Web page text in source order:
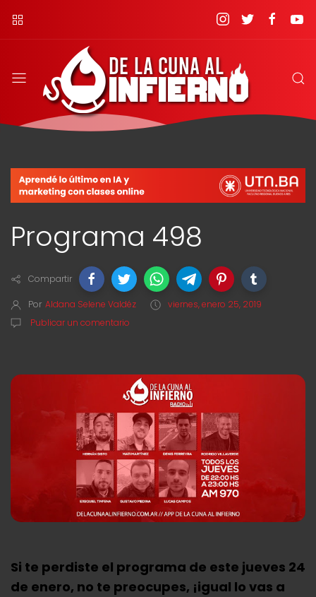
Programa 498
Compartir
Por Aldana Selene Valdéz
viernes, enero 25, 2019
Publicar un comentario
Si te perdiste el programa de este jueves 24
de enero, no te preocupes, ¡igual lo vas a